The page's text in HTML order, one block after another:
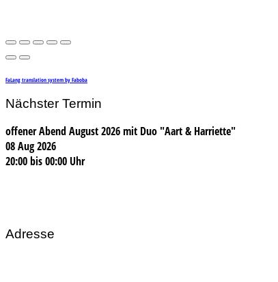
FaLang translation system by Faboba
Nächster Termin
offener Abend August 2026 mit Duo "Aart & Harriette"
08 Aug 2026
20:00bis00:00 Uhr
Adresse